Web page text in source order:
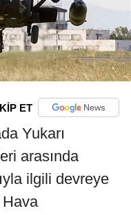
ET
Yukarı
arasında
ilgili devreye
Hava